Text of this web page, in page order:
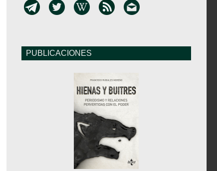
PUBLICACIONES